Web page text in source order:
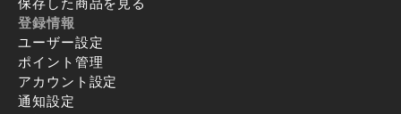
保存した商品を見る
登録情報
ユーザー設定
ポイント管理
アカウント設定
通知設定